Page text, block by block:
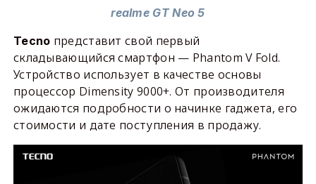
realme GT Neo 5
Tecno представит свой первый
складывающийся смартфон — Phantom V Fold.
Устройство использует в качестве основы
процессор Dimensity 9000+. От производителя
ожидаются подробности о начинке гаджета, его
стоимости и дате поступления в продажу.